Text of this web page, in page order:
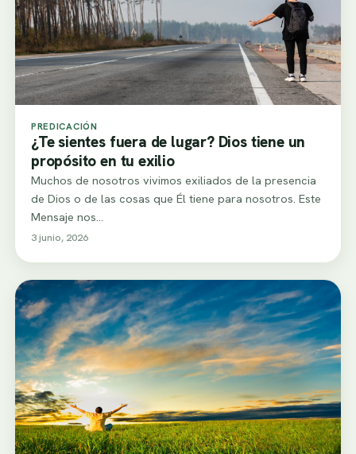
PREDICACIÓN
¿Te sientes fuera de lugar? Dios tiene un
propósito en tu exilio
Muchos de nosotros vivimos exiliados de la presencia
de Dios o de las cosas que Él tiene para nosotros. Este
Mensaje nos…
3 junio, 2026